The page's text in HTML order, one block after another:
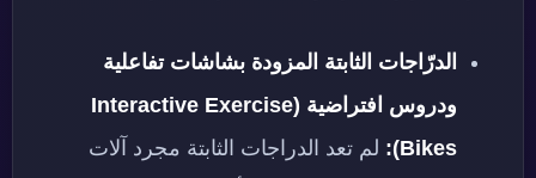
الدرّاجات الثابتة المزودة بشاشات تفاعلية
ودروس افتراضية (Interactive Exercise
Bikes):
لم تعد الدراجات الثابتة مجرد آلات